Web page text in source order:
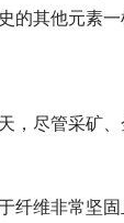
的其他元素一
，尽管采矿
纤维非常坚